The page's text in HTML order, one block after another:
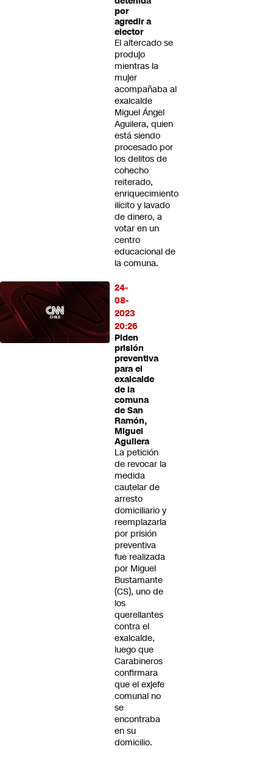
por
agredir a
elector
El altercado se
produjo
mientras la
mujer
acompañaba al
exalcalde
Miguel Ángel
Aguilera, quien
está siendo
procesado por
los delitos de
cohecho
reiterado,
enriquecimiento
ilícito y lavado
de dinero, a
votar en un
centro
educacional de
la comuna.
24-
08-
2023
20:26
Piden
prisión
preventiva
para el
exalcalde
de la
comuna
de San
Ramón,
Miguel
Aguilera
La petición
de revocar la
medida
cautelar de
arresto
domiciliario y
reemplazarla
por prisión
preventiva
fue realizada
por Miguel
Bustamante
(CS), uno de
los
querellantes
contra el
exalcalde,
luego que
Carabineros
confirmara
que el exjefe
comunal no
se
encontraba
en su
domicilio.